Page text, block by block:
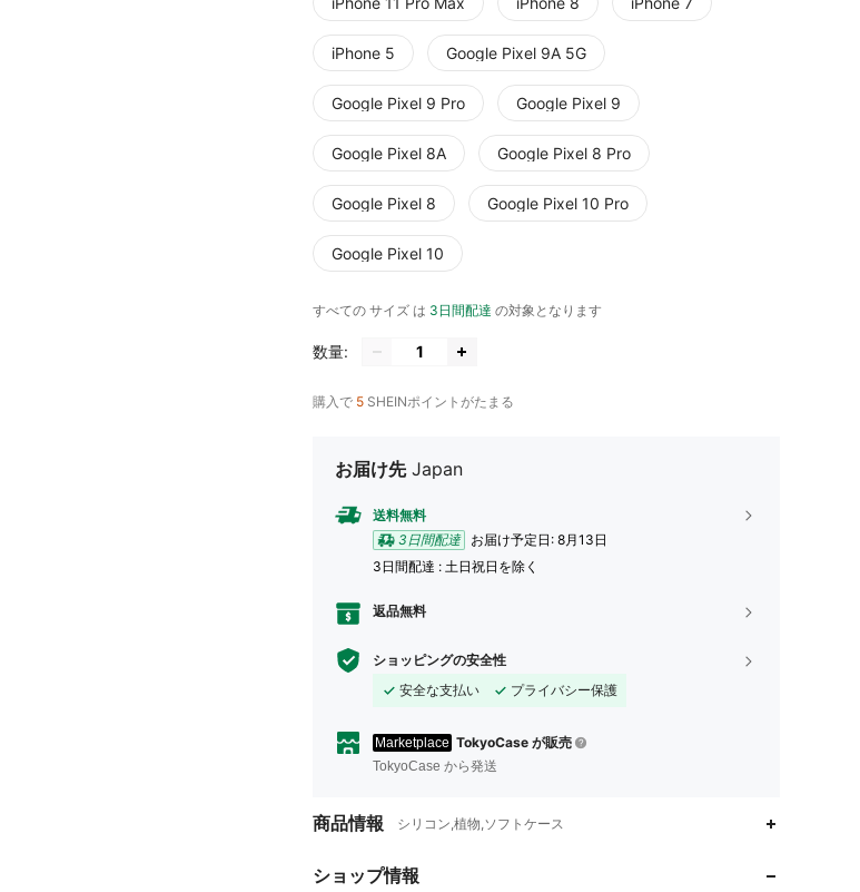
iPhone 5 Google Pixel 9A 5G
Google Pixel 9 Pro Google Pixel 9
Google Pixel 8A Google Pixel 8 Pro
Google Pixel 8 Google Pixel 10 Pro
Google Pixel 10
すべての サイズ は 3日間配達 の対象となります
数量:
購入で 5 SHEINポイントがたまる
お届け先 Japan
送料無料
3日間配達
お届け予定日: 8月13日
3日間配達 : 土日祝日を除く
返品無料
ショッピングの安全性
安全な支払い
プライバシー保護
Marketplace TokyoCase が販売
TokyoCase から発送
商品情報 シリコン,植物,ソフトケース
ショップ情報
4.40